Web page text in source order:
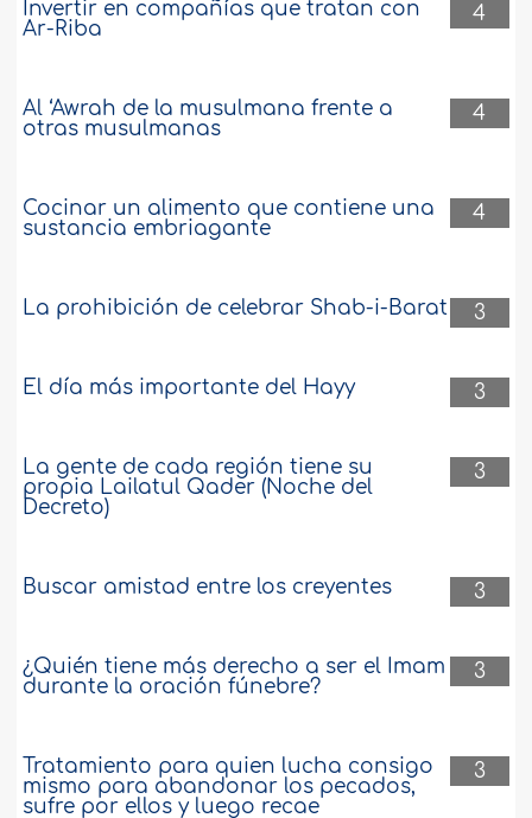
4
Invertir en compañías que tratan con
Ar-Riba
4
Al ‘Awrah de la musulmana frente a
otras musulmanas
4
Cocinar un alimento que contiene una
sustancia embriagante
3
La prohibición de celebrar Shab-i-Barat
3
El día más importante del Hayy
3
La gente de cada región tiene su
propia Lailatul Qader (Noche del
Decreto)
3
Buscar amistad entre los creyentes
3
¿Quién tiene más derecho a ser el Imam
durante la oración fúnebre?
3
Tratamiento para quien lucha consigo
mismo para abandonar los pecados,
sufre por ellos y luego recae